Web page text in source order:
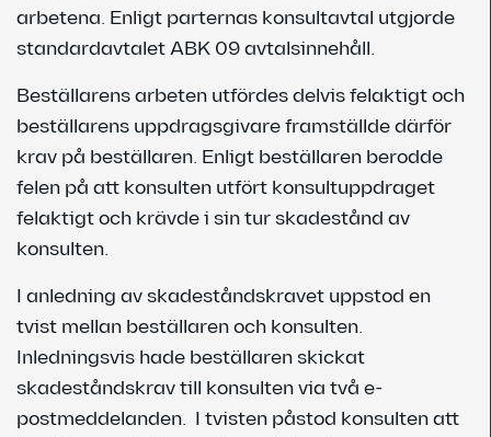
arbetena. Enligt parternas konsultavtal utgjorde
standardavtalet ABK 09 avtalsinnehåll.
Beställarens arbeten utfördes delvis felaktigt och
beställarens uppdragsgivare framställde därför
krav på beställaren. Enligt beställaren berodde
felen på att konsulten utfört konsultuppdraget
felaktigt och krävde i sin tur skadestånd av
konsulten.
I anledning av skadeståndskravet uppstod en
tvist mellan beställaren och konsulten.
Inledningsvis hade beställaren skickat
skadeståndskrav till konsulten via två e-
postmeddelanden. I tvisten påstod konsulten att